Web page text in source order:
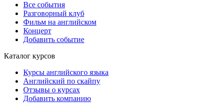
Все события
Разговорный клуб
Фильм на английском
Концерт
Добавить событие
Каталог курсов
Курсы английского языка
Английский по скайпу
Отзывы о курсах
Добавить компанию